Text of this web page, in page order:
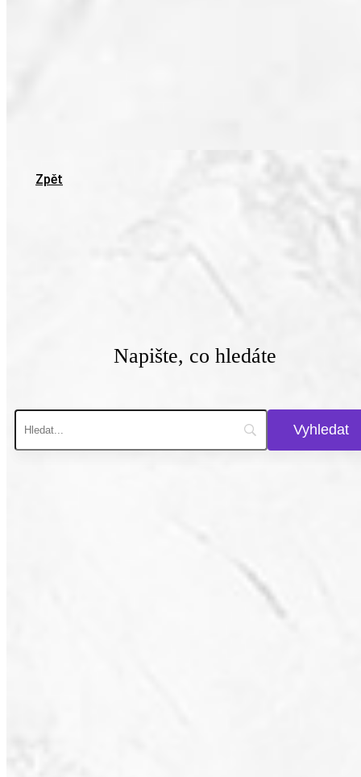
Zpět
Napište, co hledáte